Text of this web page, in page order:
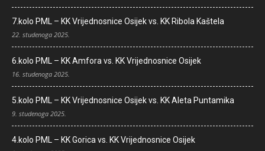
7.kolo PML – KK Vrijednosnice Osijek vs. KK Ribola Kaštela
22. studenoga 2025.
6.kolo PML – KK Amfora vs. KK Vrijednosnice Osijek
16. studenoga 2025.
5.kolo PML – KK Vrijednosnice Osijek vs. KK Aleta Puntamika
9. studenoga 2025.
4.kolo PML – KK Gorica vs. KK Vrijednosnice Osijek